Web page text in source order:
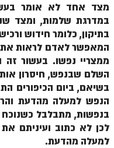
ספר הזוהר הקדוש כי תשא
ספר הזוהר הקדוש ויקהל השקפה
ספר הזוהר הקדוש פיקודי מתחילים
ספר הזוהר הקדוש פיקודי מתקדמים
ספר הזוהר – ויקרא
ספר הזוהר הקדוש זוהר ויקרא
מצד אחד לא אומר
במדרגת שלמות, ומצד
בתיקון, כלומר חידוש
המאפשר לאדם לראות את
ממצריי נפשו. בעשור זה
השלם שבנפש, חיסרון
בשיאם, ביום הכיפורים
הנפש למעלה מהדעת
בנפשות, מתבלבל כשנוכח
לכן לא כתוב ועיניתם
למעלה מהדעת.